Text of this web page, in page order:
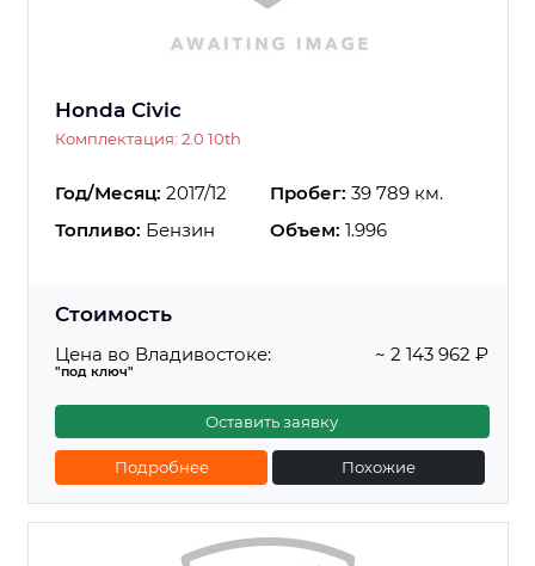
Honda Civic
Комплектация: 2.0 10th
Год/Месяц: 2017/12 Пробег: 39 789 км.
Топливо: Бензин Объем: 1.996
Стоимость
Цена во Владивостоке:
"под ключ"
~ 2 143 962 ₽
Оставить заявку
Подробнее Похожие